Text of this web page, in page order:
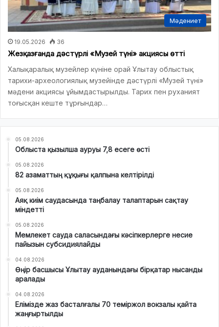
Мәдениет
19.05.2026 36
Жезқазғанда дәстүрлі «Музей түні» акциясы өтті
Халықаралық музейлер күніне орай Ұлытау облыстық
тарихи-археологиялық музейінде дәстүрлі «Музей түні»
мәдени акциясы ұйымдастырылды. Тарих пен руханият
тоғысқан кеште тұрғындар…
05.08.2026
Облыста қызылша ауруы 7,8 есеге өсті
05.08.2026
82 азаматтың құқығы қалпына келтірілді
05.08.2026
Аяқ киім саудасында таңбалау талаптарын сақтау
міндетті
05.08.2026
Мемлекет сауда саласындағы кәсіпкерлерге несие
пайызын субсидиялайды
04.08.2026
Өңір басшысы Ұлытау ауданындағы бірқатар нысанды
аралады
04.08.2026
Елімізде жаз басталғалы 70 теміржол вокзалы қайта
жаңғыртылды